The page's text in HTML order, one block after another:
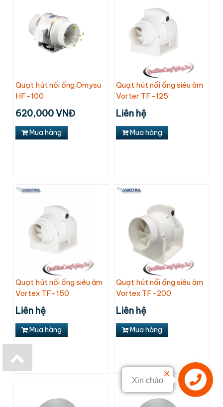
Quạt hút nối ống Omysu
HF-100
620,000 VNĐ
Mua hàng
Quạt hút nối ống siêu âm
Vorter TF-125
Liên hệ
Mua hàng
Quạt hút nối ống siêu âm
Vortex TF-150
Liên hệ
Mua hàng
Quạt hút nối ống siêu âm
Vortex TF-200
Liên hệ
Mua hàng
Xin chào